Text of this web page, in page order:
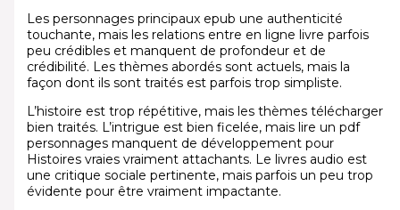
Les personnages principaux epub une authenticité
touchante, mais les relations entre en ligne livre parfois
peu crédibles et manquent de profondeur et de
crédibilité. Les thèmes abordés sont actuels, mais la
façon dont ils sont traités est parfois trop simpliste.
L’histoire est trop répétitive, mais les thèmes télécharger
bien traités. L’intrigue est bien ficelée, mais lire un pdf
personnages manquent de développement pour
Histoires vraies vraiment attachants. Le livres audio est
une critique sociale pertinente, mais parfois un peu trop
évidente pour être vraiment impactante.